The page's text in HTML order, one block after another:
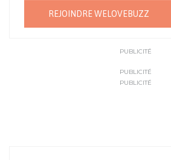
REJOINDRE WELOVEBUZZ
PUBLICITÉ
PUBLICITÉ
PUBLICITÉ